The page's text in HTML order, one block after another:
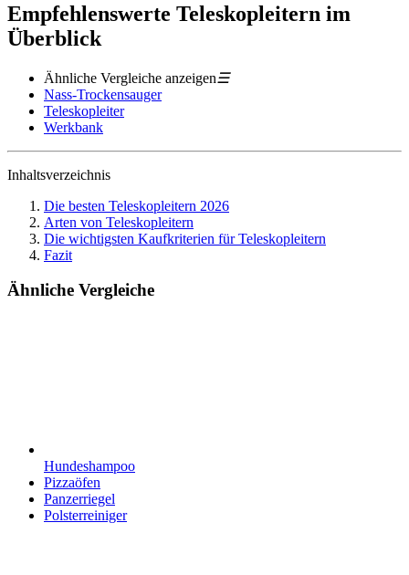
Empfehlenswerte Teleskopleitern im
Überblick
Ähnliche Vergleiche anzeigen☰
Nass-Trockensauger
Teleskopleiter
Werkbank
Inhaltsverzeichnis
Die besten Teleskopleitern 2026
Arten von Teleskopleitern
Die wichtigsten Kaufkriterien für Teleskopleitern
Fazit
Ähnliche Vergleiche
Hundeshampoo
Pizzaöfen
Panzerriegel
Polsterreiniger